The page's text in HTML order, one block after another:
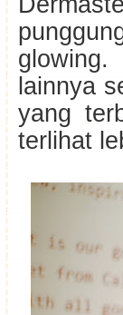
glowing.
lainnya
yang
terlihat